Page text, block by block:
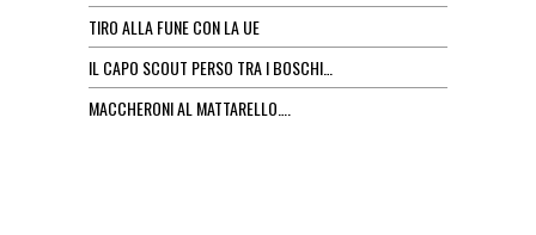
TIRO ALLA FUNE CON LA UE
IL CAPO SCOUT PERSO TRA I BOSCHI…
MACCHERONI AL MATTARELLO….